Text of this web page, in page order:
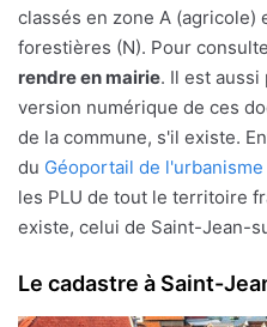
classés en zone A
forestières (N). Pour
rendre en mairie. Il est
version numérique de ces
de la commune, s'il existe.
du Géoportail de l'urbanisme
les PLU de tout le territoire
existe, celui de Saint-Jean-
Le cadastre à Saint-